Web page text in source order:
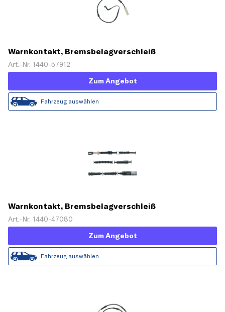
Warnkontakt, Bremsbelagverschleiß
Art.-Nr. 1440-57912
Zum Angebot
Fahrzeug auswählen
Warnkontakt, Bremsbelagverschleiß
Art.-Nr. 1440-47080
Zum Angebot
Fahrzeug auswählen